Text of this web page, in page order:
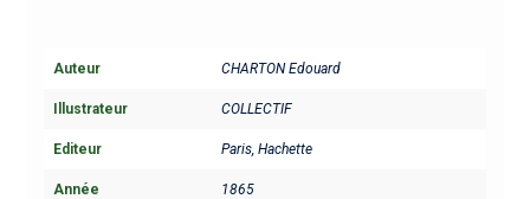
Auteur CHARTON Edouard
Illustrateur COLLECTIF
Editeur Paris, Hachette
Année 1865